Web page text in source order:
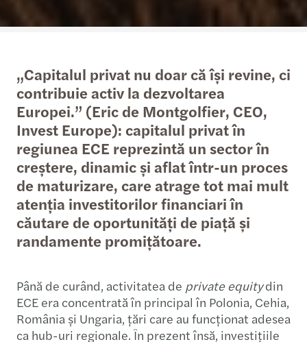
„Capitalul privat nu doar că își revine, ci
contribuie activ la dezvoltarea
Europei.” (Eric de Montgolfier, CEO,
Invest Europe): capitalul privat în
regiunea ECE reprezintă un sector în
creștere, dinamic și aflat într-un proces
de maturizare, care atrage tot mai mult
atenția investitorilor financiari în
căutare de oportunități de piață și
randamente promițătoare.
Până de curând, activitatea de private equitydin
ECE era concentrată în principal în Polonia, Cehia,
România și Ungaria, țări care au funcționat adesea
ca hub-uri regionale. În prezent însă, investițiile